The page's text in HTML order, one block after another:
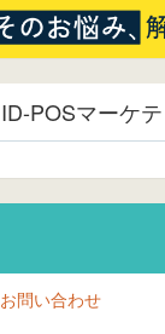
ID-POSマーケ
お問い合わせ